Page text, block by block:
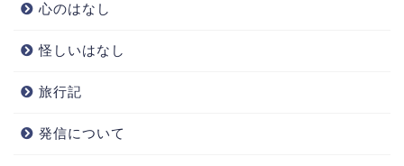
心のはなし
怪しいはなし
旅行記
発信について